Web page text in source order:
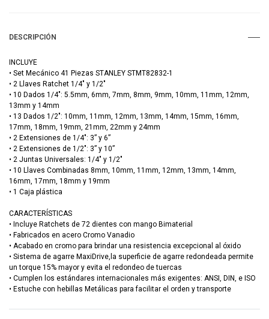
DESCRIPCIÓN
INCLUYE
• Set Mecánico 41 Piezas STANLEY STMT82832-1
• 2 Llaves Ratchet 1/4" y 1/2"
• 10 Dados 1/4": 5.5mm, 6mm, 7mm, 8mm, 9mm, 10mm, 11mm, 12mm,
13mm y 14mm
• 13 Dados 1/2": 10mm, 11mm, 12mm, 13mm, 14mm, 15mm, 16mm,
17mm, 18mm, 19mm, 21mm, 22mm y 24mm
• 2 Extensiones de 1/4": 3” y 6”
• 2 Extensiones de 1/2": 3” y 10”
• 2 Juntas Universales: 1/4" y 1/2"
• 10 Llaves Combinadas 8mm, 10mm, 11mm, 12mm, 13mm, 14mm,
16mm, 17mm, 18mm y 19mm
• 1 Caja plástica
CARACTERÍSTICAS
• Incluye Ratchets de 72 dientes con mango Bimaterial
• Fabricados en acero Cromo Vanadio
• Acabado en cromo para brindar una resistencia excepcional al óxido
• Sistema de agarre MaxiDrive,la superficie de agarre redondeada permite
un torque 15% mayor y evita el redondeo de tuercas
• Cumplen los estándares internacionales más exigentes: ANSI, DIN, e ISO
• Estuche con hebillas Metálicas para facilitar el orden y transporte